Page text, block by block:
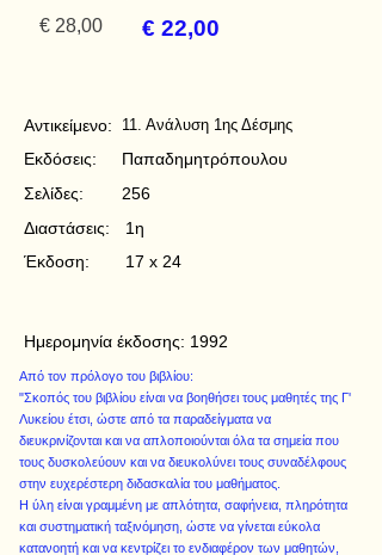
€ 28,00 € 22,00
Αντικείμενο:
Εκδόσεις:
Σελίδες:
11. Ανάλυση 1ης Δέσμης
Παπαδημητρόπουλου
256
Διαστάσεις:
Έκδοση:
1η
17 x 24
Ημερομηνία έκδοσης: 1992
Από τον πρόλογο του βιβλίου:
"Σκοπός του βιβλίου είναι να βοηθήσει τους μαθητές της Γ'
Λυκείου έτσι, ώστε από τα παραδείγματα να
διευκρινίζονται και να απλοποιούνται όλα τα σημεία που
τους δυσκολεύουν και να διευκολύνει τους συναδέλφους
στην ευχερέστερη διδασκαλία του μαθήματος.
Η ύλη είναι γραμμένη με απλότητα, σαφήνεια, πληρότητα
και συστηματική ταξινόμηση, ώστε να γίνεται εύκολα
κατανοητή και να κεντρίζει το ενδιαφέρον των μαθητών,